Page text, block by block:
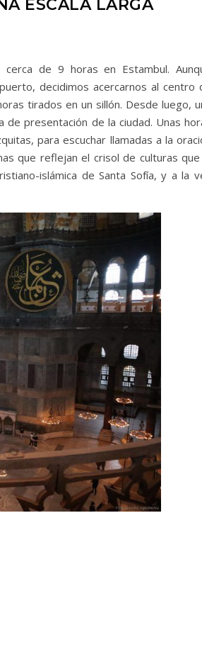
ESCALA LARGA
de 9 horas en Estambul.
decidimos acercarnos al centro
tirados en un sillón. Desde luego,
presentación de la ciudad. Unas
para escuchar llamadas a la
que reflejan el crisol de culturas que
islámica de Santa Sofía, y a la